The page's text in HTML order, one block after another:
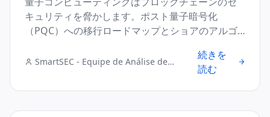
キュリティを脅かします。ポスト量子暗号化
（PQC）への移行ロードマップとショアのアルゴ
SmartSEC - Equipe de Análise de
続きを
読む